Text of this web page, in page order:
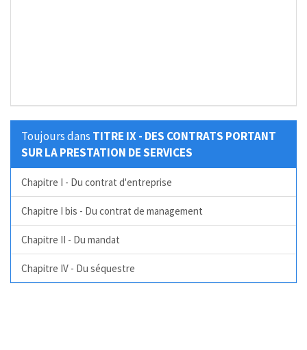
Toujours dans TITRE IX - DES CONTRATS PORTANT
SUR LA PRESTATION DE SERVICES
Chapitre I - Du contrat d'entreprise
Chapitre I bis - Du contrat de management
Chapitre II - Du mandat
Chapitre IV - Du séquestre